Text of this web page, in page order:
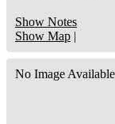
Show Notes
Show Map
No Image Available